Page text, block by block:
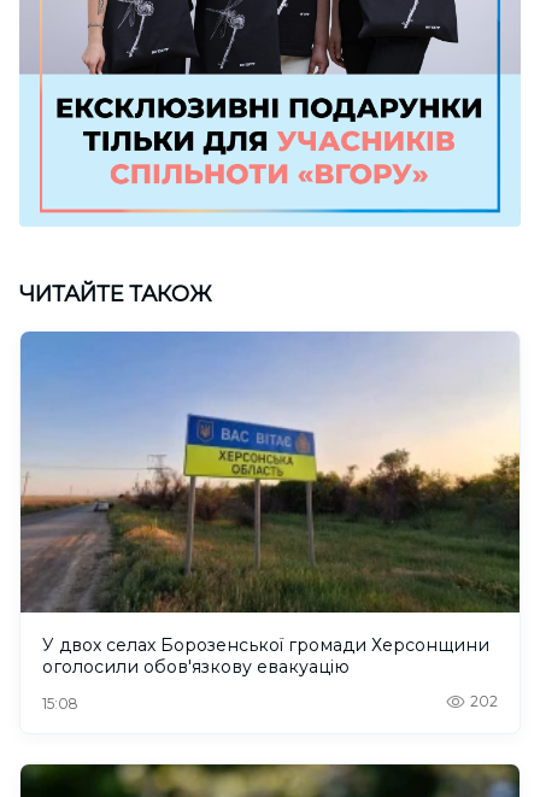
ЧИТАЙТЕ ТАКОЖ
У двох селах Борозенської громади Херсонщини
оголосили обов'язкову евакуацію
15:08 202